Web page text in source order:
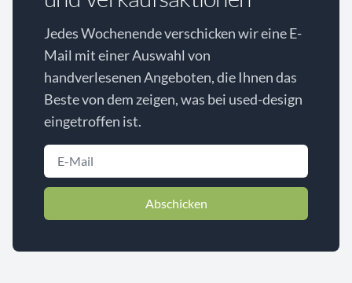
Jedes Wochenende verschicken wir eine E-
Mail mit einer Auswahl von
handverlesenen Angeboten, die Ihnen das
Beste von dem zeigen, was bei used-design
eingetroffen ist.
Abschicken